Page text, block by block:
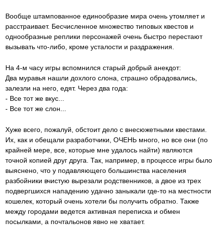
Вообще штампованное единообразие мира очень утомляет и
расстраивает. Бесчисленное множество типовых квестов и
однообразные реплики персонажей очень быстро перестают
вызывать что-либо, кроме усталости и раздражения.
На 4-м часу игры вспомнился старый добрый анекдот:
Два муравья нашли дохлого слона, страшно обрадовались,
залезли на него, едят. Через два года:
- Все тот же вкус...
- Все тот же слон...
Хуже всего, пожалуй, обстоит дело с внесюжетными квестами.
Их, как и обещали разработчики, ОЧЕНЬ много, но все они (по
крайней мере, все, которые мне удалось найти) являются
точной копией друг друга. Так, например, в процессе игры было
выяснено, что у подавляющего большинства населения
разбойники вчистую вырезали родственников, а двое из трех
подвергшихся нападению удачно заныкали где-то на местности
кошелек, который очень хотели бы получить обратно. Также
между городами ведется активная переписка и обмен
посылками, а почтальонов явно не хватает.